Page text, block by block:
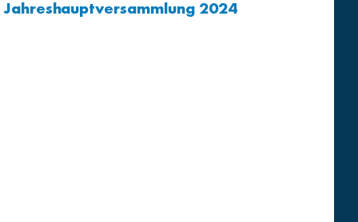
Jahreshauptversammlung 2024